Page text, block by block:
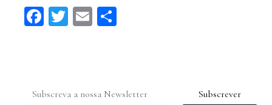
Facebook
Twitter
Email